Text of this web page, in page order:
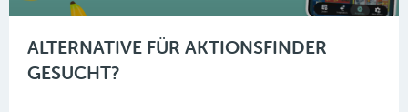
ALTERNATIVE FÜR AKTIONSFINDER
GESUCHT?